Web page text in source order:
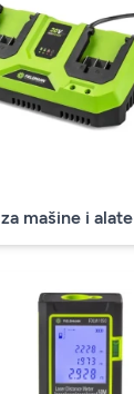
mašine i alate